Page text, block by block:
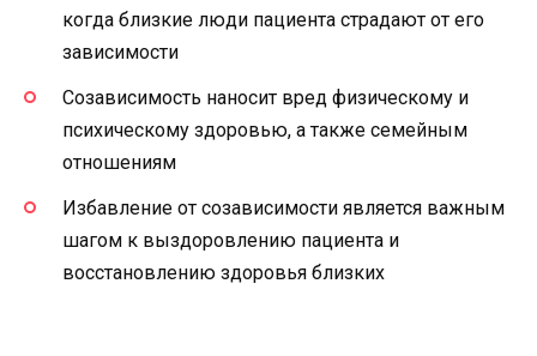
когда близкие люди пациента страдают от его
зависимости
Созависимость наносит вред физическому и
психическому здоровью, а также семейным
отношениям
Избавление от созависимости является важным
шагом к выздоровлению пациента и
восстановлению здоровья близких